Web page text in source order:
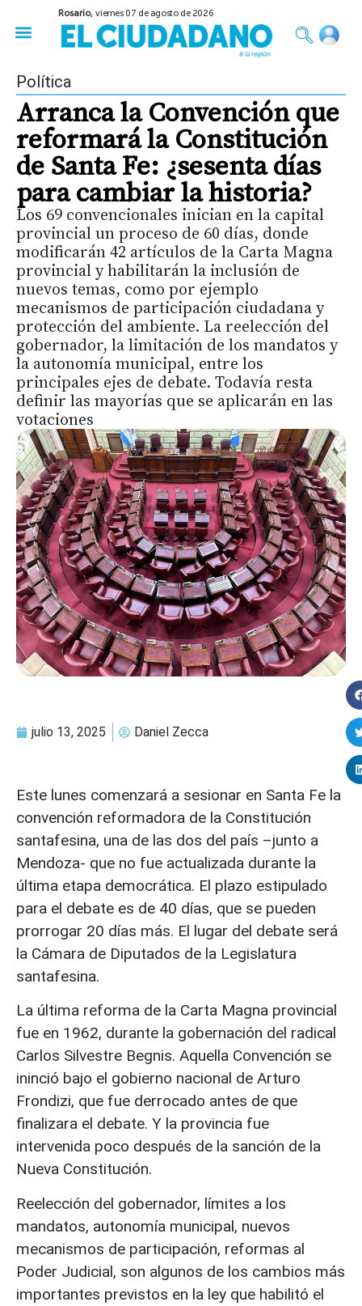
Rosario,viernes 07 de agosto de 2026
Política
Arranca la Convención que
reformará la Constitución
de Santa Fe: ¿sesenta días
para cambiar la historia?
Los 69 convencionales inician en la capital
provincial un proceso de 60 días, donde
modificarán 42 artículos de la Carta Magna
provincial y habilitarán la inclusión de
nuevos temas, como por ejemplo
mecanismos de participación ciudadana y
protección del ambiente. La reelección del
gobernador, la limitación de los mandatos y
la autonomía municipal, entre los
principales ejes de debate. Todavía resta
definir las mayorías que se aplicarán en las
votaciones
julio 13, 2025 Daniel Zecca
Este lunes comenzará a sesionar en Santa Fe la
convención reformadora de la Constitución
santafesina, una de las dos del país –junto a
Mendoza- que no fue actualizada durante la
última etapa democrática. El plazo estipulado
para el debate es de 40 días, que se pueden
prorrogar 20 días más. El lugar del debate será
la Cámara de Diputados de la Legislatura
santafesina.
La última reforma de la Carta Magna provincial
fue en 1962, durante la gobernación del radical
Carlos Silvestre Begnis. Aquella Convención se
ininció bajo el gobierno nacional de Arturo
Frondizi, que fue derrocado antes de que
finalizara el debate. Y la provincia fue
intervenida poco después de la sanción de la
Nueva Constitución.
Reelección del gobernador, límites a los
mandatos, autonomía municipal, nuevos
mecanismos de participación, reformas al
Poder Judicial, son algunos de los cambios más
importantes previstos en la ley que habilitó el